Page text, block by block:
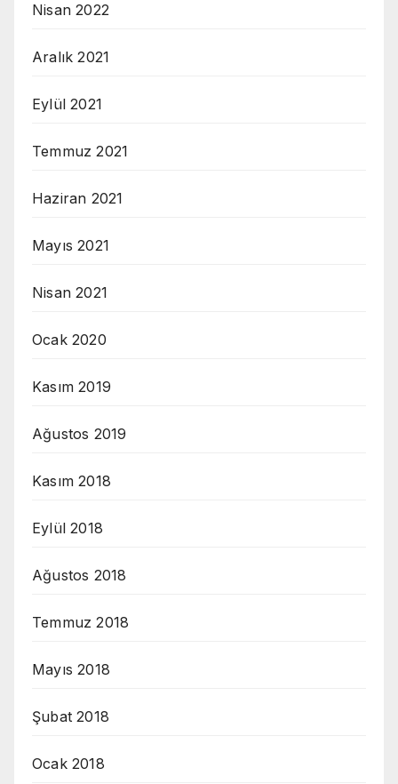
Nisan 2022
Aralık 2021
Eylül 2021
Temmuz 2021
Haziran 2021
Mayıs 2021
Nisan 2021
Ocak 2020
Kasım 2019
Ağustos 2019
Kasım 2018
Eylül 2018
Ağustos 2018
Temmuz 2018
Mayıs 2018
Şubat 2018
Ocak 2018